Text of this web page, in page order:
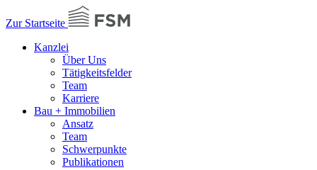
Zur Startseite
Kanzlei
Über Uns
Tätigkeitsfelder
Team
Karriere
Bau + Immobilien
Ansatz
Team
Schwerpunkte
Publikationen